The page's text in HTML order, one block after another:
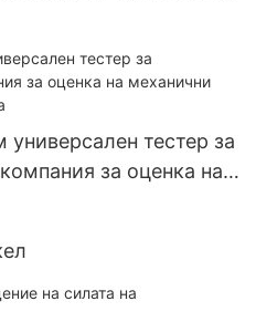
тестер за
за оценка на
Zhanghua